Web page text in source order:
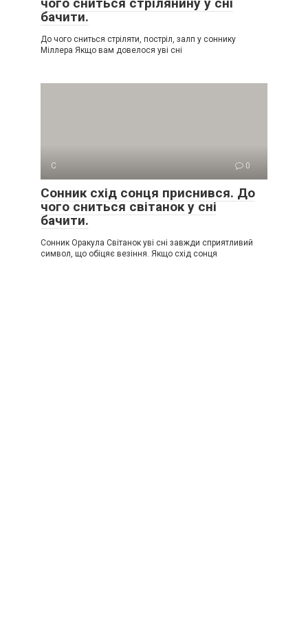
бачити.
До чого сниться стріляти, постріл, залп у соннику
Міллера Якщо вам довелося уві сні
С 0
Сонник схід сонця приснився. До
чого сниться світанок у сні
бачити.
Сонник Оракула Світанок уві сні завжди сприятливий
символ, що обіцяє везіння. Якщо схід сонця